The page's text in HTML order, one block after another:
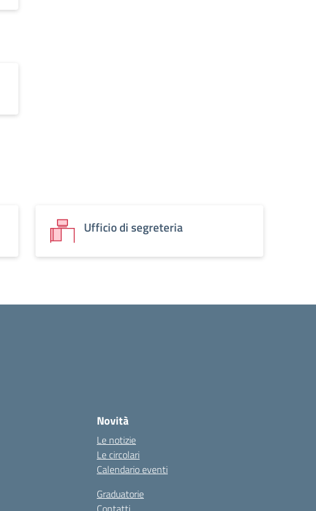
Ufficio di segreteria
Novità
Le notizie
Le circolari
Calendario eventi
Graduatorie